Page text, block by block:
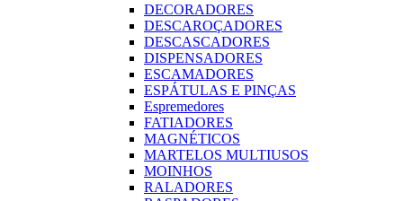
DECORADORES
DESCAROÇADORES
DESCASCADORES
DISPENSADORES
ESCAMADORES
ESPÁTULAS E PINÇAS
Espremedores
FATIADORES
MAGNÉTICOS
MARTELOS MULTIUSOS
MOINHOS
RALADORES